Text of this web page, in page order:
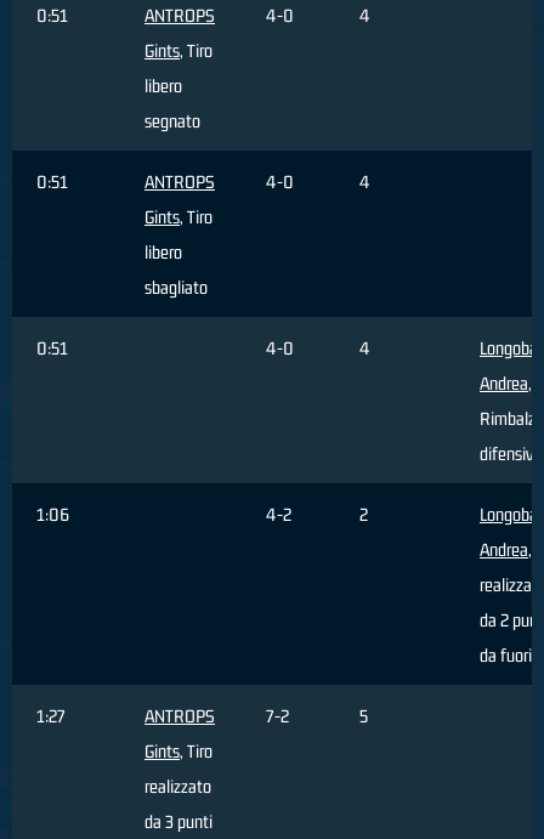
0:51
ANTROPS
Gints, Tiro
libero
segnato
4-0 4
0:51
ANTROPS
Gints, Tiro
libero
sbagliato
4-0 4
0:51 4-0 4
Andrea,
Rimbalzo
difensivo
1:06 4-2 2
Andrea,
da 2
da fuori
1:27
ANTROPS
Gints, Tiro
realizzato
da 3 punti
7-2 5